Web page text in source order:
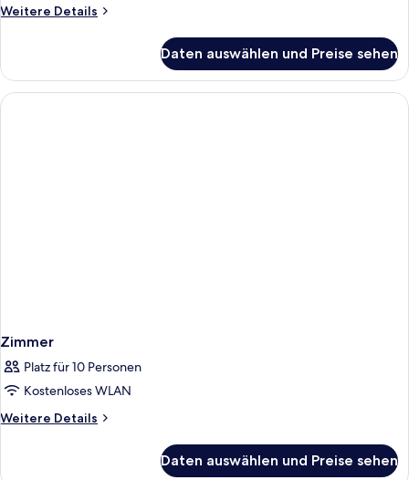
Weitere Details
Weitere
Daten auswählen und Preise sehen
Zimmer
Platz für 10 Personen
Kostenloses WLAN
Weitere Details
Weitere
Daten auswählen und Preise sehen